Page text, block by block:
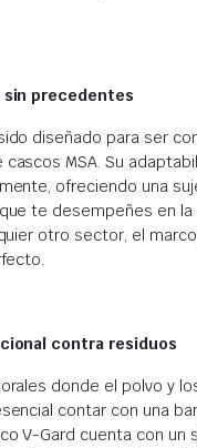
sin precedentes
diseñado para ser
cascos MSA. Su
ofreciendo una
te desempeñes en
otro sector, el
contra residuos
donde el polvo y
contar con una
V-Gard cuenta con un